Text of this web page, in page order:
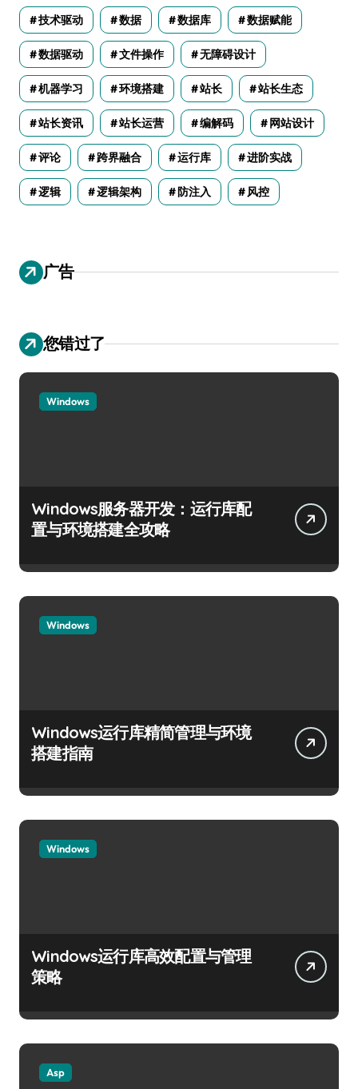
技术驱动 数据 数据库 数据赋能
数据驱动 文件操作 无障碍设计
机器学习 环境搭建 站长 站长生态
站长资讯 站长运营 编解码 网站设计
评论 跨界融合 运行库 进阶实战
逻辑 逻辑架构 防注入 风控
广告
您错过了
Windows
Windows服务器开发：运行库配
置与环境搭建全攻略
Windows
Windows运行库精简管理与环境
搭建指南
Windows
Windows运行库高效配置与管理
策略
Asp